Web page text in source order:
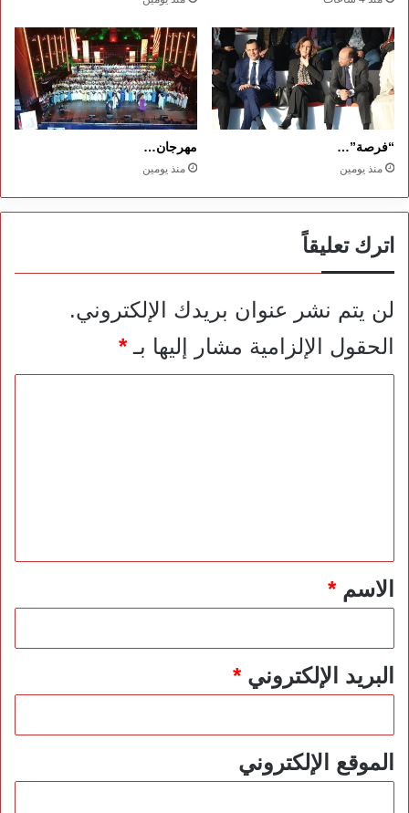
“فرصة”…
منذ يومين
مهرجان…
منذ يومين
اترك تعليقاً
لن يتم نشر عنوان بريدك الإلكتروني.
الحقول الإلزامية مشار إليها بـ*
*الاسم*
البريد الإلكتروني*
الموقع الإلكتروني